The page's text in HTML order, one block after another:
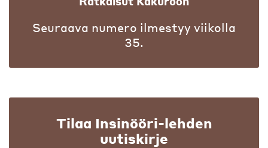
Seuraava numero ilmestyy viikolla
35.
Tilaa Insinööri-lehden
uutiskirje